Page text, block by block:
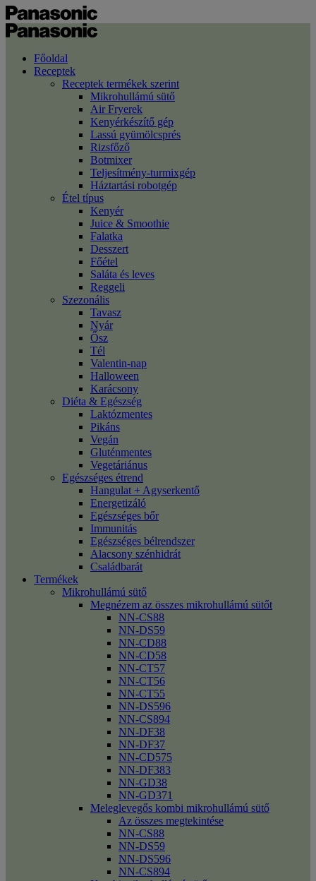
Főoldal
Receptek
Receptek termékek szerint
Mikrohullámú sütő
Air Fryerek
Kenyérkészítő gép
Lassú gyümölcsprés
Rizsfőző
Botmixer
Teljesítmény-turmixgép
Háztartási robotgép
Étel típus
Kenyér
Juice & Smoothie
Falatka
Desszert
Főétel
Saláta és leves
Reggeli
Szezonális
Tavasz
Nyár
Ősz
Tél
Valentin-nap
Halloween
Karácsony
Diéta & Egészség
Laktózmentes
Pikáns
Vegán
Gluténmentes
Vegetáriánus
Egészséges étrend
Hangulat + Agyserkentő
Energetizáló
Egészséges bőr
Immunitás
Egészséges bélrendszer
Alacsony szénhidrát
Családbarát
Termékek
Mikrohullámú sütő
Megnézem az összes mikrohullámú sütőt
NN-CS88
NN-DS59
NN-CD88
NN-CD58
NN-CT57
NN-CT56
NN-CT55
NN-DS596
NN-CS894
NN-DF38
NN-DF37
NN-CD575
NN-DF383
NN-GD38
NN-GD371
Meleglevegős kombi mikrohullámú sütő
Az összes megtekintése
NN-CS88
NN-DS59
NN-DS596
NN-CS894